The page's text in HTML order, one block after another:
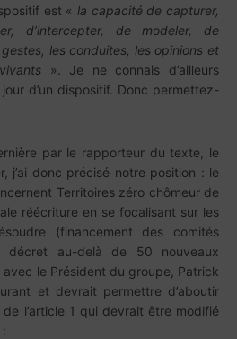
est « la capacité de capturer,
d’intercepter, de modeler, de
les conduites, les opinions et
». Je ne connais d’ailleurs
d’un dispositif. Donc permettez-
par le rapporteur du texte, le
j’ai donc précisé notre position : le
Territoires zéro chômeur de
réécriture en se focalisant sur les
(financement des comités
décret au-delà de 50 nouveaux
le Président du groupe, Patrick
et devrait permettre d’aboutir
l’article 1 qui devrait être modifié